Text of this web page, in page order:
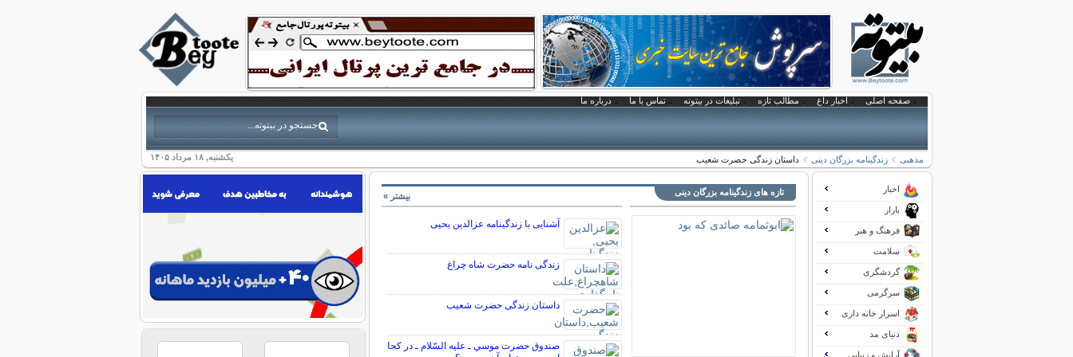
صفحه اصلی اخبار داغ مطالب تازه تبلیغات در بیتوته تماس با ما درباره ما
یکشنبه, ۱۸ مرداد ۱۴۰۵ مذهبی زندگینامه بزرگان دینی داستان زندگی حضرت شعیب
تازه های زندگینامه بزرگان دینی
آشنایی با زندگینامه عزالدین یحیی
زندگی نامه حضرت شاه چراغ
داستان زندگی حضرت شعیب
صندوق حضرت موسي ـ عليه السّلام ـ در كجا
بیشتر »
اخبار
بازار
فرهنگ و هنر
سلامت
گردشگری
سرگرمی
اسرار خانه داری
دنیای مد
آرایش و زیبایی